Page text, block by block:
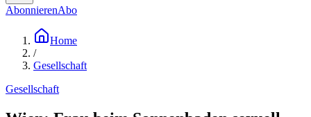
AbonnierenAbo
Home
/
Gesellschaft
Gesellschaft